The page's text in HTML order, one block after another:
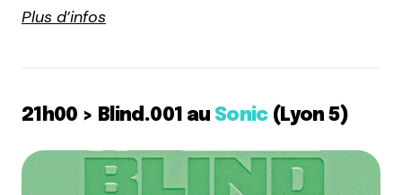
Plus d’infos
21h00 > Blind.001 au Sonic(Lyon 5)